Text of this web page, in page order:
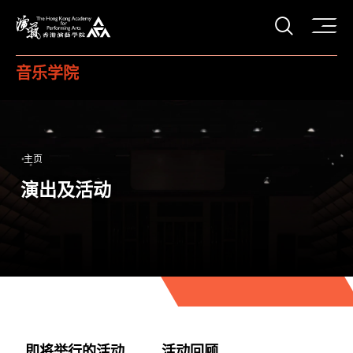
打开
音乐学院
主页
演出及活动